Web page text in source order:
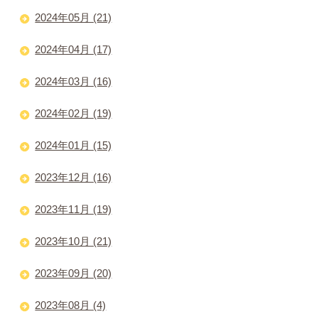
2024年05月 (21)
2024年04月 (17)
2024年03月 (16)
2024年02月 (19)
2024年01月 (15)
2023年12月 (16)
2023年11月 (19)
2023年10月 (21)
2023年09月 (20)
2023年08月 (4)